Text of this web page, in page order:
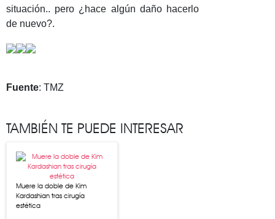
situación.. pero ¿hace algún daño hacerlo
de nuevo?.
Fuente: TMZ
TAMBIÉN TE PUEDE INTERESAR
Muere la doble de Kim
Kardashian tras cirugía
estética